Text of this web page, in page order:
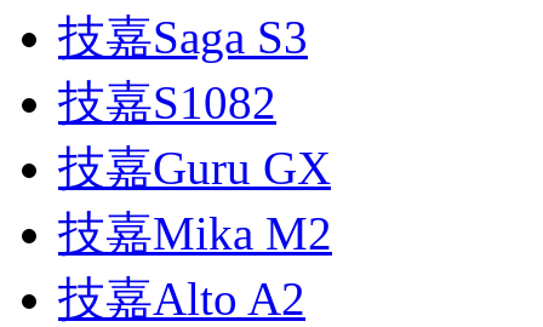
技嘉Saga S3
技嘉S1082
技嘉Guru GX
技嘉Mika M2
技嘉Alto A2